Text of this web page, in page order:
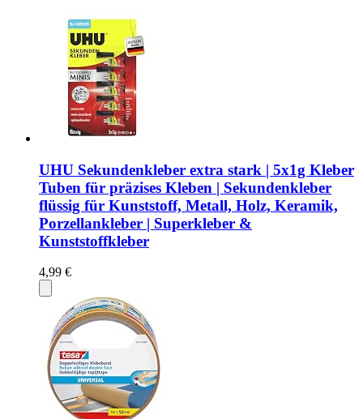
UHU Sekundenkleber extra stark | 5x1g Kleber
Tuben für präzises Kleben | Sekundenkleber
flüssig für Kunststoff, Metall, Holz, Keramik,
Porzellankleber | Superkleber &
Kunststoffkleber
4,99 €